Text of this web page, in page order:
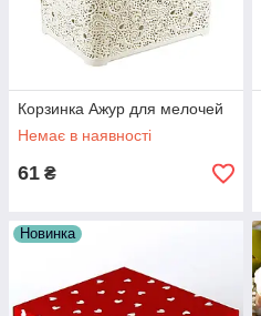
Корзинка Ажур для мелочей
Немає в наявності
61 ₴
Новинка